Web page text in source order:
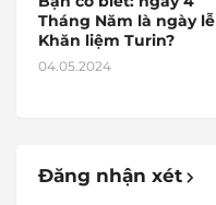
Tháng Năm là ngày lễ
Khăn liệm Turin?
04.05.2024
Đăng nhận xét